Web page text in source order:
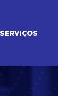
SERVIÇOS